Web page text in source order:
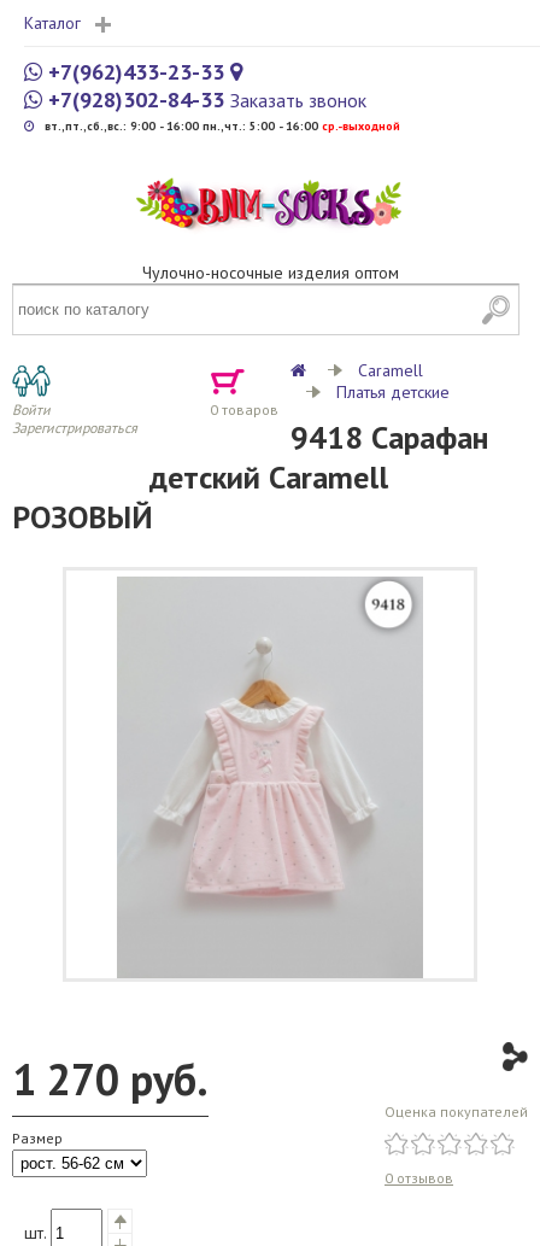
Каталог
+7(962)433-23-33
+7(928)302-84-33 Заказать звонок
вт.,пт.,сб.,вс.: 9:00 - 16:00 пн.,чт.: 5:00 - 16:00 cр.-выходной
Чулочно-носочные изделия оптом
Войти
Зарегистрироваться
0 товаров
Caramell
Платья детские
9418 Сарафан
детский Caramell
РОЗОВЫЙ
1 270 руб.
Размер
Оценка покупателей
0 отзывов
шт.